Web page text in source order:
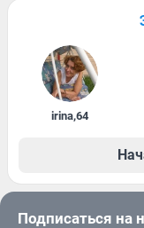
irina,64
Подписаться на